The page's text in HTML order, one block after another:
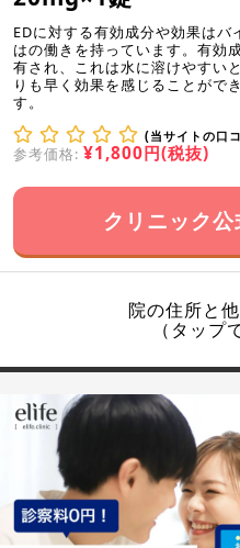
EDに対する有効成分や効果は
はの働きを持っています。有効
有され、これは水に溶けやすい
りも早く効果を感じることがで
す。
(当サイトの口
参考価格: ¥1,800円(税抜)
クリニック
院の住所と
（タップ